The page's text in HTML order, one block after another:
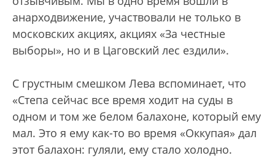
анарходвижение, участвовали не только в
московских акциях, акциях «За честные
выборы», но и в Цаговский лес ездили».
С грустным смешком Лева вспоминает, что
«Степа сейчас все время ходит на суды в
одном и том же белом балахоне, который ему
мал. Это я ему как-то во время «Оккупая» дал
этот балахон: гуляли, ему стало холодно.